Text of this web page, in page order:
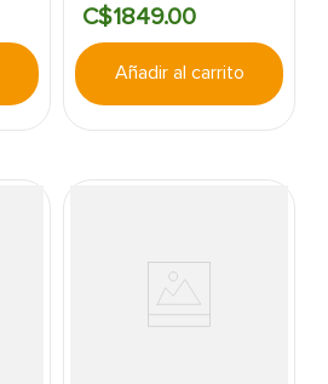
C$1849.00
Añadir al carrito